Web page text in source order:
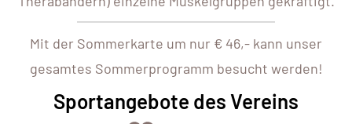
Mit der Sommerkarte um nur € 46,- kann unser
gesamtes Sommerprogramm besucht werden!
Sportangebote des Vereins